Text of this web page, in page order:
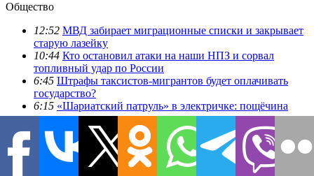
Общество
12:52 МВД забирает миграционные списки и закрывает
старую лазейку
10:44 Кто остановил атаки на наши НПЗ и сорвал
топливный удар по России
6:45 Штрафы таксистов-мигрантов будет оплачивать
государство?
6:15 «Шариатский патруль» в электричке: пощёчина
русским детям и молчание власти, что скрывают после
скандала в Подмосковье
3:22
За какие переводы вашу карту заблокируют
мгновенно и без предупреждения
Кто стоит за рекордным завозом мигрантов в